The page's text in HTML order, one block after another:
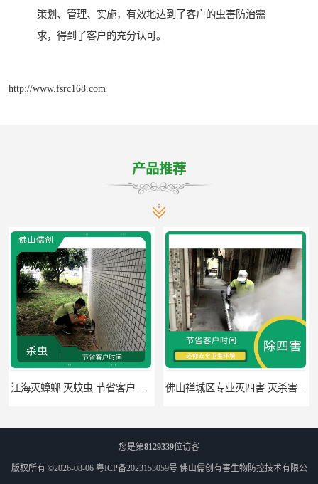
策划、管理、实施，有效地达到了客户的虫害防治需
求，得到了客户的充分认可。
http://www.fsrc168.com
产品推荐
佛山禅城区专业灭四害 灭杀害虫 根据现场情况定制中害方案 佛山灭白蚁 害虫防治 可定期检查
您是第8129339位访客
版权所有 ©2026-08-06 粤ICP备2023153059号 佛山儒创有害生物防控技术有限公